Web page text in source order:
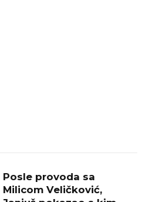
Posle provoda sa
Milicom Veličković,